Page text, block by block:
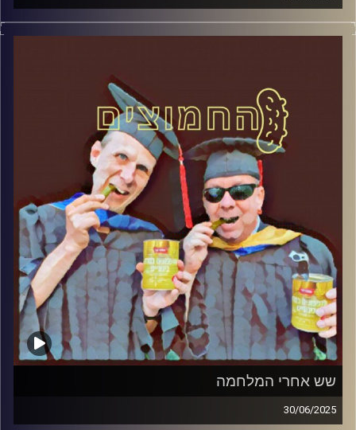
המערכת הפוליטית על ספת הפסיכולוג, עם פרופסור בועז בן-
דוד ופרופסור גלעד הירשברגר
קרדיט תמונות:AudioVersity
שש אחרי המלחמה
30/06/2025